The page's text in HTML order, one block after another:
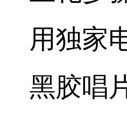
用独家
黑胶唱